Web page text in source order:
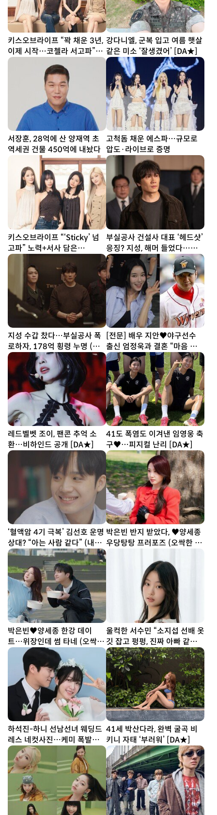
키스오브라이프 “꽉 채운 3년,
이제 시작…코첼라 서고파”
[DA인터뷰②]
강다니엘, 군복 입고 여름 햇살
같은 미소 ‘잘생겼어’ [DA★]
서장훈, 28억에 산 양재역 초
역세권 건물 450억에 내놨다
고척돔 채운 에스파…규모로
압도·라이브로 증명
키스오브라이프 “‘Sticky’ 넘
고파” 노력+서사 담은
‘SWEAT’ [DA인터뷰①]
부실공사 건설사 대표 ‘헤드샷’
응징? 지성, 해머 들었다…대
리 통쾌 (아파트)
지성 수갑 찼다…부실공사 폭
로하자, 178억 횡령 누명 (아
파트)
[전문] 배우 지안♥야구선수
출신 엄정욱과 결혼 “마음 참
따뜻한 사람”
레드벨벳 조이, 팬콘 추억 소
환…비하인드 공개 [DA★]
41도 폭염도 이겨낸 임영웅 축
구♥…피지컬 난리 [DA★]
‘혈액암 4기 극복’ 김선호 운명
상대? “아는 사람 같다” (내남
은연애)
박은빈 반지 받았다, ♥양세종
우당탕탕 프러포즈 (오싹한 연
박은빈♥양세종 한강 데이
트…위장인데 썸 타네 (오싹한
연애)
울컥한 서수민 “소지섭 선배 옷
깃 잡고 펑펑, 진짜 아빠 같았
다” (종합)[DA인터뷰]
하석진-하니 선남선녀 웨딩드
레스 네컷사진…케미 폭발
[DA★]
41세 박산다라, 완벽 굴곡 비
키니 자태 ‘부러워’ [DA★]